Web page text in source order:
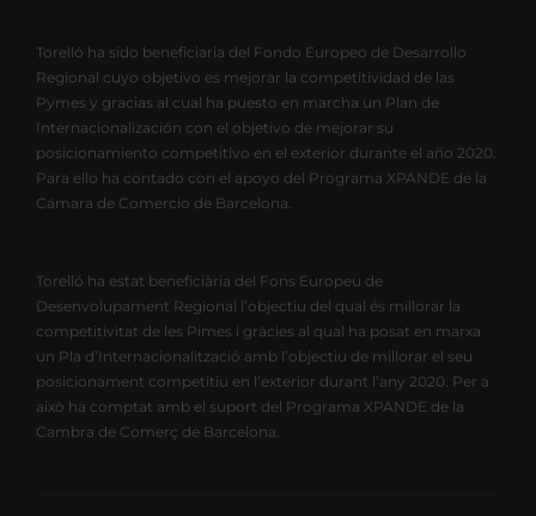
Torelló ha sido beneficiaria del Fondo Europeo de Desarrollo
Regional cuyo objetivo es mejorar la competitividad de las
Pymes y gracias al cual ha puesto en marcha un Plan de
Internacionalización con el objetivo de mejorar su
posicionamiento competitivo en el exterior durante el año 2020.
Para ello ha contado con el apoyo del Programa XPANDE de la
Cámara de Comercio de Barcelona.
Torelló ha estat beneficiària del Fons Europeu de
Desenvolupament Regional l’objectiu del qual és millorar la
competitivitat de les Pimes i gràcies al qual ha posat en marxa
un Pla d’Internacionalització amb l’objectiu de millorar el seu
posicionament competitiu en l’exterior durant l’any 2020. Per a
això ha comptat amb el suport del Programa XPANDE de la
Cambra de Comerç de Barcelona.